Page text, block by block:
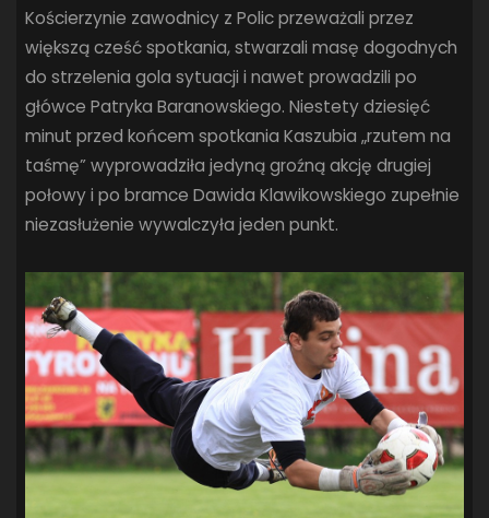
Kościerzynie zawodnicy z Polic przeważali przez
większą cześć spotkania, stwarzali masę dogodnych
do strzelenia gola sytuacji i nawet prowadzili po
główce Patryka Baranowskiego. Niestety dziesięć
minut przed końcem spotkania Kaszubia „rzutem na
taśmę” wyprowadziła jedyną groźną akcję drugiej
połowy i po bramce Dawida Klawikowskiego zupełnie
niezasłużenie wywalczyła jeden punkt.